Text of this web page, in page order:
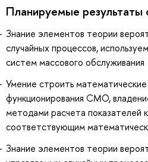
Планируемые результаты
Знание элементов теории
случайных процессов,
систем массового обслуживания
Умение строить
функционирования СМО,
методами расчета показателей
соответствующим
Знание элементов теории